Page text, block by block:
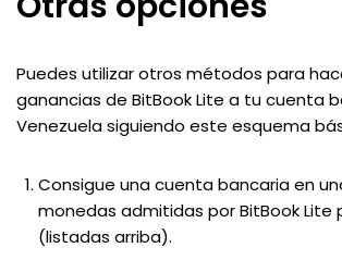
Puedes utilizar otros métodos para
ganancias de BitBook Lite a tu cuenta
Venezuela siguiendo este esquema
Consigue una cuenta bancaria en
monedas admitidas por BitBook Lite
(listadas arriba).